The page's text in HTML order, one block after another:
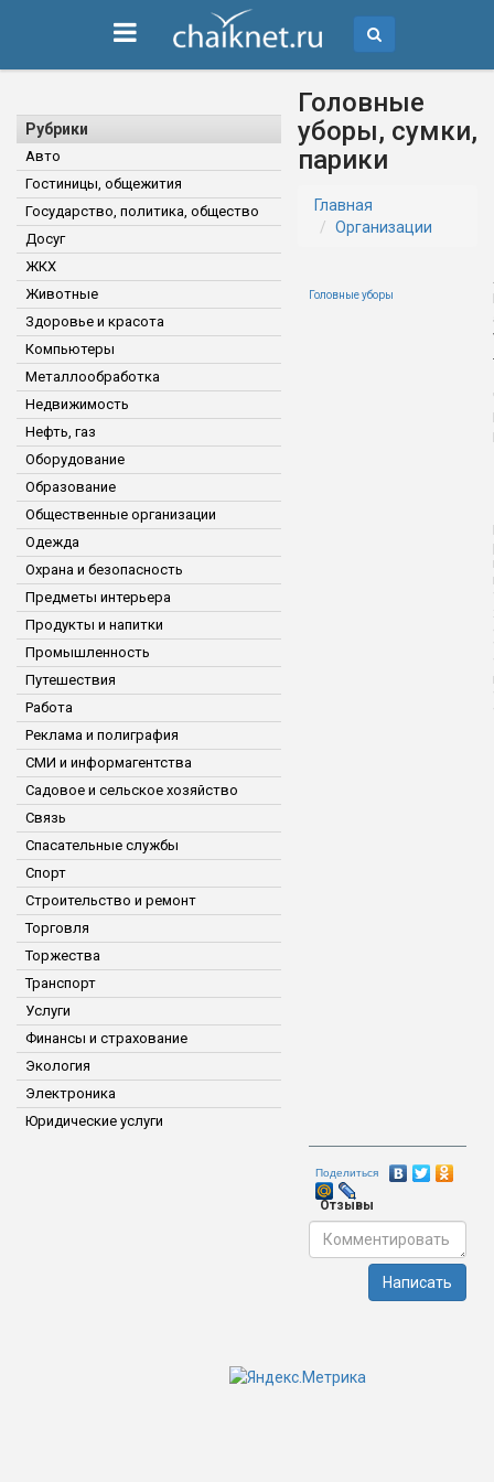
Рубрики
Авто
Гостиницы, общежития
Государство, политика, общество
Досуг
ЖКХ
Животные
Здоровье и красота
Компьютеры
Металлообработка
Недвижимость
Нефть, газ
Оборудование
Образование
Общественные организации
Одежда
Охрана и безопасность
Предметы интерьера
Продукты и напитки
Промышленность
Путешествия
Работа
Реклама и полиграфия
СМИ и информагентства
Садовое и сельское хозяйство
Связь
Спасательные службы
Спорт
Строительство и ремонт
Торговля
Торжества
Транспорт
Услуги
Финансы и страхование
Экология
Электроника
Юридические услуги
Головные
уборы, сумки,
парики
Главная
Организации
Головные уборы
Поделиться
Отзывы
Написать